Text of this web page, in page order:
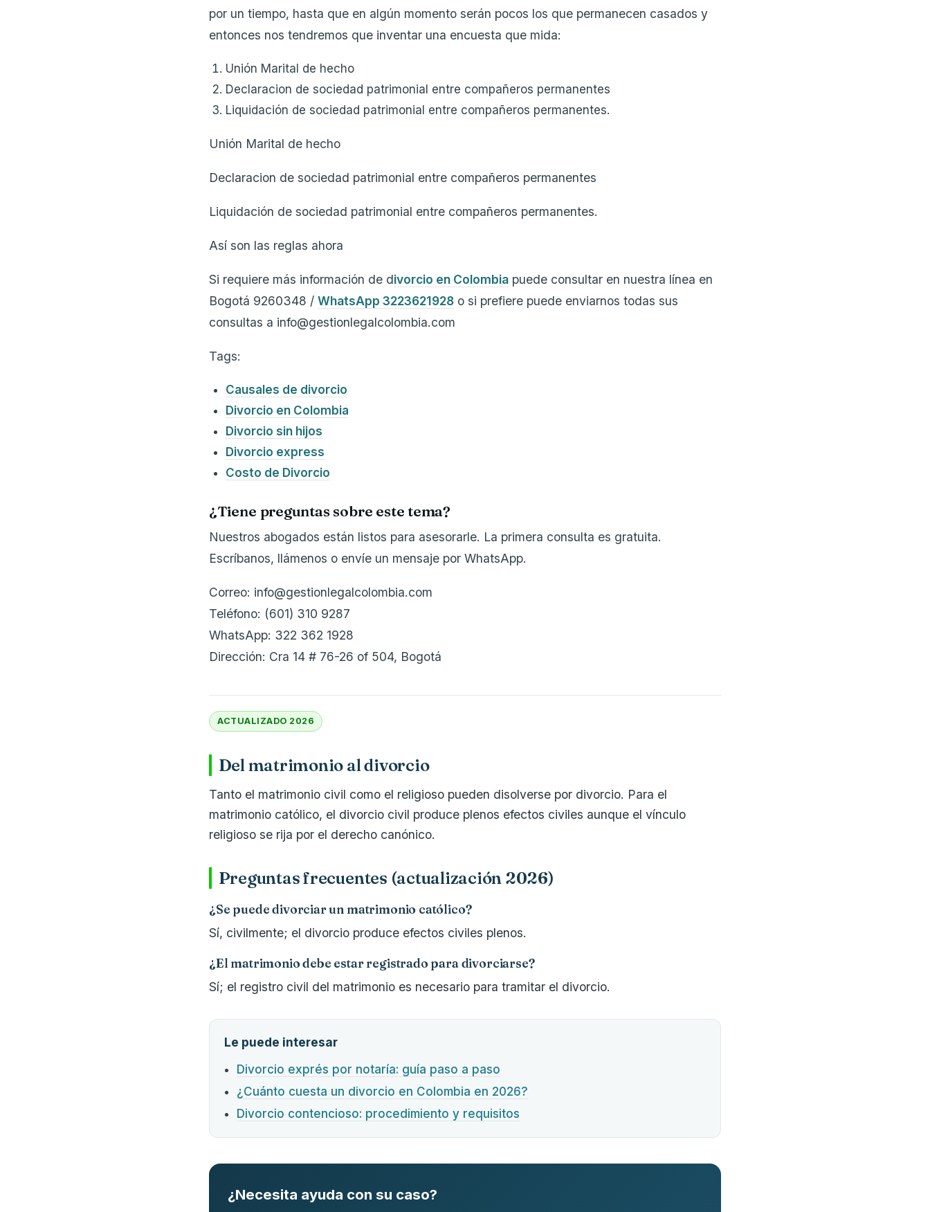
por un tiempo, hasta que en algún momento serán pocos los que permanecen casados y
entonces nos tendremos que inventar una encuesta que mida:
Unión Marital de hecho
Declaracion de sociedad patrimonial entre compañeros permanentes
Liquidación de sociedad patrimonial entre compañeros permanentes.
Unión Marital de hecho
Declaracion de sociedad patrimonial entre compañeros permanentes
Liquidación de sociedad patrimonial entre compañeros permanentes.
Así son las reglas ahora
Si requiere más información de divorcio en Colombia puede consultar en nuestra línea en
Bogotá 9260348 / WhatsApp 3223621928 o si prefiere puede enviarnos todas sus
consultas a info@gestionlegalcolombia.com
Tags:
Causales de divorcio
Divorcio en Colombia
Divorcio sin hijos
Divorcio express
Costo de Divorcio
¿Tiene preguntas sobre este tema?
Nuestros abogados están listos para asesorarle. La primera consulta es gratuita.
Escríbanos, llámenos o envíe un mensaje por WhatsApp.
Correo: info@gestionlegalcolombia.com
Teléfono: (601) 310 9287
WhatsApp: 322 362 1928
Dirección: Cra 14 # 76-26 of 504, Bogotá
ACTUALIZADO 2026
Del matrimonio al divorcio
Tanto el matrimonio civil como el religioso pueden disolverse por divorcio. Para el
matrimonio católico, el divorcio civil produce plenos efectos civiles aunque el vínculo
religioso se rija por el derecho canónico.
Preguntas frecuentes (actualización 2026)
¿Se puede divorciar un matrimonio católico?
Sí, civilmente; el divorcio produce efectos civiles plenos.
¿El matrimonio debe estar registrado para divorciarse?
Sí; el registro civil del matrimonio es necesario para tramitar el divorcio.
Le puede interesar
Divorcio exprés por notaría: guía paso a paso
¿Cuánto cuesta un divorcio en Colombia en 2026?
Divorcio contencioso: procedimiento y requisitos
¿Necesita ayuda con su caso?